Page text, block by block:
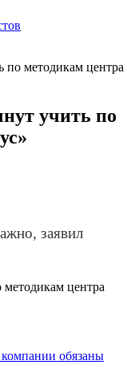
по методикам центра
учить по
заявил
обязаны